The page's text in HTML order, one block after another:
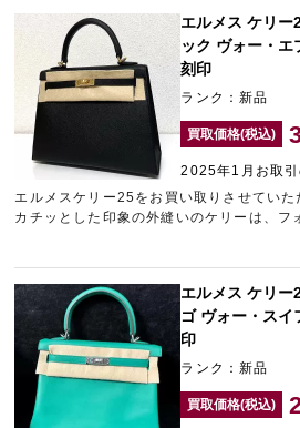
エルメス ケリー
ック ヴォー・エ
刻印
ランク：新品
買取価格(税込)
2025年1月お取
エルメスケリー25をお買い取りさせてい
カチッとした印象の外縫いのケリーは、フ
です。お探しの方が多くいらっしゃるバ
ブランド買取店「ギャラリーレア名古屋大
合わせください。
エルメス ケリー
ゴ ヴォー・スイ
印
ランク：新品
買取価格(税込)